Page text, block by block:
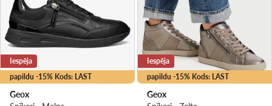
papildu -15% Kods: LAST
Iespēja
Geox
papildu -15% Kods: LAST
Iespēja
Geox